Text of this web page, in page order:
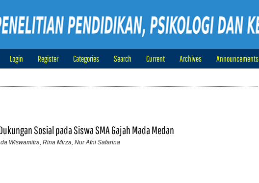
Login Register Categories Search Current Archives Announcements
Sosial pada Siswa SMA Gajah Mada Medan
Wiswamitra, Rina Mirza, Nur Afni Safarina